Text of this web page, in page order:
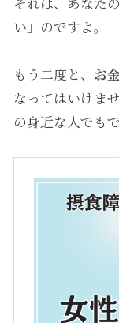
い」のですよ。
もう二度と、 お
なってはいけま
の身近な人でもで